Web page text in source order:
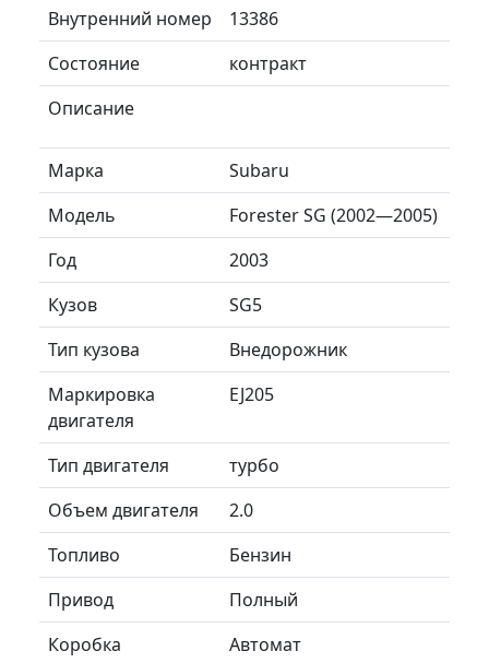
Внутренний номер
13386
Состояние
контракт
Описание
Марка
Subaru
Модель
Forester SG (2002—2005)
Год
2003
Кузов
SG5
Тип кузова
Внедорожник
Маркировка
двигателя
EJ205
Тип двигателя
турбо
Объем двигателя
2.0
Топливо
Бензин
Привод
Полный
Коробка
Автомат